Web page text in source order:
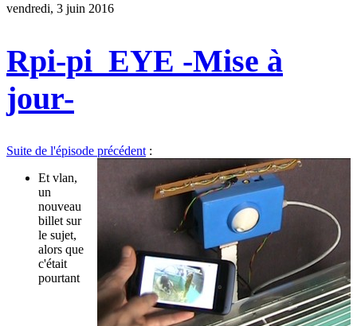
vendredi, 3 juin 2016
Rpi-pi_EYE -Mise à
jour-
Suite de l'épisode précédent :
Et vlan,
un
nouveau
billet sur
le sujet,
alors que
c'était
pourtant